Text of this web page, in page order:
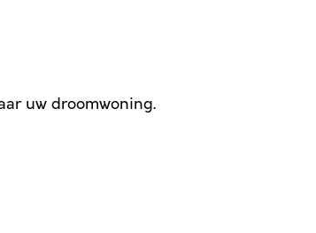
uw droomwoning.